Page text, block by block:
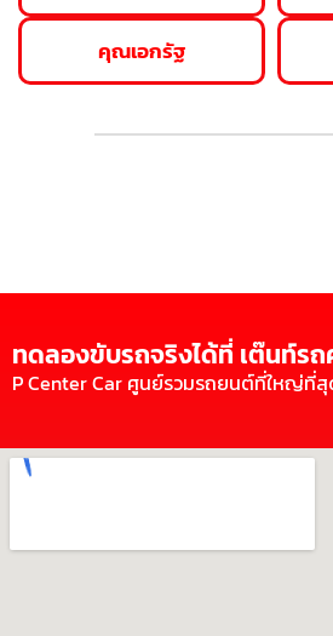
คุณเอกรัฐ
ทดลองขับรถจริงได้ที่ เต๊นท์ร
P Center Car ศูนย์รวมรถยนต์ที่ใหญ่ที่